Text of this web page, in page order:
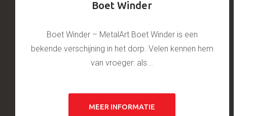
Boet Winder
Boet Winder – MetalArt Boet Winder is een
bekende verschijning in het dorp. Velen kennen hem
van vroeger: als...
MEER INFORMATIE